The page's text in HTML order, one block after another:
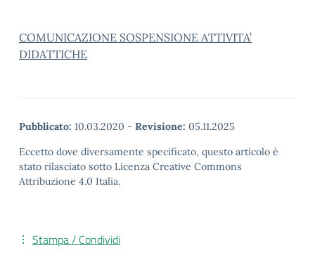
COMUNICAZIONE SOSPENSIONE ATTIVITA’
DIDATTICHE
Pubblicato: 10.03.2020 - Revisione: 05.11.2025
Eccetto dove diversamente specificato, questo articolo è
stato rilasciato sotto Licenza Creative Commons
Attribuzione 4.0 Italia.
Stampa / Condividi